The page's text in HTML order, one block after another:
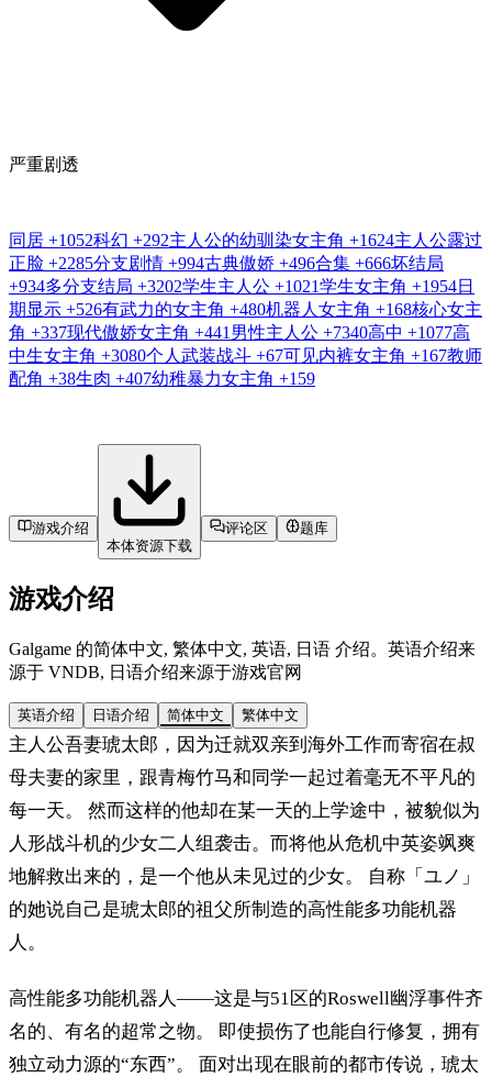
严重剧透
同居 +1052科幻 +292主人公的幼驯染女主角 +1624主人公露过
正脸 +2285分支剧情 +994古典傲娇 +496合集 +666坏结局
+934多分支结局 +3202学生主人公 +1021学生女主角 +1954日
期显示 +526有武力的女主角 +480机器人女主角 +168核心女主
角 +337现代傲娇女主角 +441 男性主人公 +7340高中 +1077高
中生女主角 +3080个人武装战斗 +67可见内裤女主角 +167教师
配角 +38生肉 +407幼稚暴力女主角 +159
游戏介绍
本体资源下载
评论区 题库
游戏介绍
Galgame 的简体中文, 繁体中文, 英语, 日语 介绍。英语介绍来
源于 VNDB, 日语介绍来源于游戏官网
英语介绍 日语介绍 简体中文 繁体中文
主人公吾妻琥太郎，因为迁就双亲到海外工作而寄宿在叔
母夫妻的家里，跟青梅竹马和同学一起过着毫无不平凡的
每一天。 然而这样的他却在某一天的上学途中，被貌似为
人形战斗机的少女二人组袭击。而将他从危机中英姿飒爽
地解救出来的，是一个他从未见过的少女。 自称「ユノ」
的她说自己是琥太郎的祖父所制造的高性能多功能机器
人。
高性能多功能机器人——这是与51区的Roswell幽浮事件齐
名的、有名的超常之物。 即使损伤了也能自行修复，拥有
独立动力源的“东西”。 面对出现在眼前的都市传说，琥太